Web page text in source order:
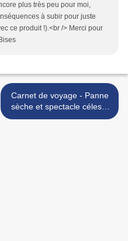
plus très peu pour moi,
à subir pour juste
ce produit !).<br /> Merci pour
Carnet de voyage - Panne
sèche et spectacle céleste
>